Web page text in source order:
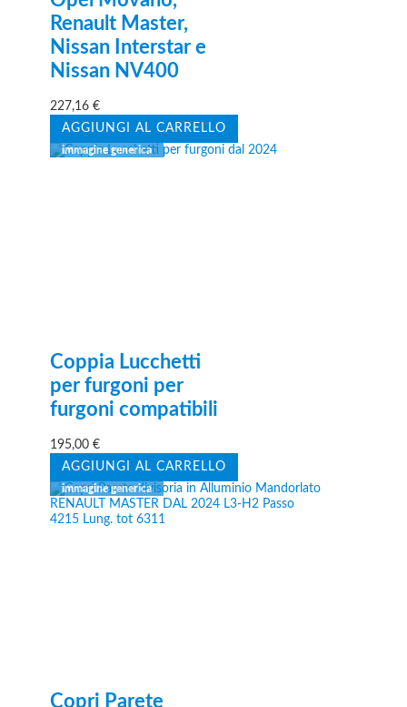
Renault Master,
Nissan Interstar e
Nissan NV400
227,16€
AGGIUNGI AL CARRELLO
Coppia Lucchetti
per furgoni per
furgoni compatibili
195,00€
AGGIUNGI AL CARRELLO
Copri Parete